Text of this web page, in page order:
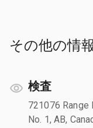
その他の情報
検査
721076 Range
No. 1, AB,